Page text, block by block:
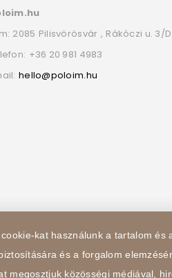
2085 Pilisvörösvár , Rákóczi u. 3/D
+36 20 981 4983
hello@poloim.hu
kat használunk a tartalom
és a forgalom
megosztjuk közösségi médiával,